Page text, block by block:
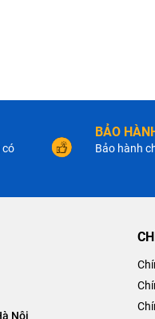
có
BẢO
Bảo hành
Nội